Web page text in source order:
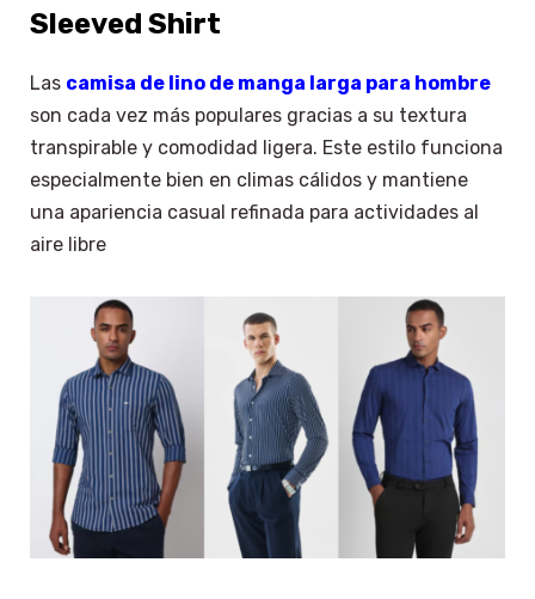
Sleeved Shirt
Las camisa de lino de manga larga para hombre
son cada vez más populares gracias a su textura
transpirable y comodidad ligera. Este estilo funciona
especialmente bien en climas cálidos y mantiene
una apariencia casual refinada para actividades al
aire libre